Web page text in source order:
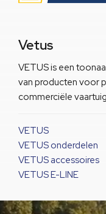
Vetus
VETUS is een
van producten voor
commerciële
VETUS
VETUS onderdelen
VETUS accessoires
VETUS E-LINE